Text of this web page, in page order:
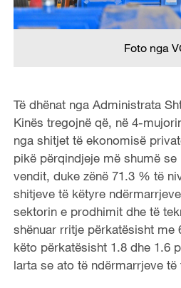
Foto nga
Të dhënat nga Administrata
Kinës tregojnë që, në 4-
nga shitjet të ekonomisë
pikë përqindjeje më shumë
vendit, duke zënë 71.3 % të
shitjeve të këtyre
sektorin e prodhimit dhe të
shënuar rritje përkatësisht me
këto përkatësisht 1.8 dhe 1.6
larta se ato të ndërmarrjeve të